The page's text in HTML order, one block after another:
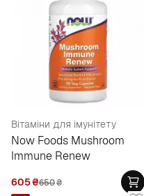
Вітаміни для імунітету
Now Foods Mushroom
Immune Renew
605₴650₴